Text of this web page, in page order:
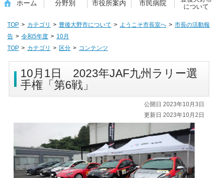
ホーム 分野別 市役所案内 市民病院
について
TOP カテゴリ 豊後大野市について ようこそ市長室へ
市長の活動報
告
令和5年度
10月
TOP
カテゴリ 区分 コンテンツ
10月1日 2023年JAF九州ラリー選
手権「第6戦」
公開日 2023年10月3日
更新日 2023年10月2日